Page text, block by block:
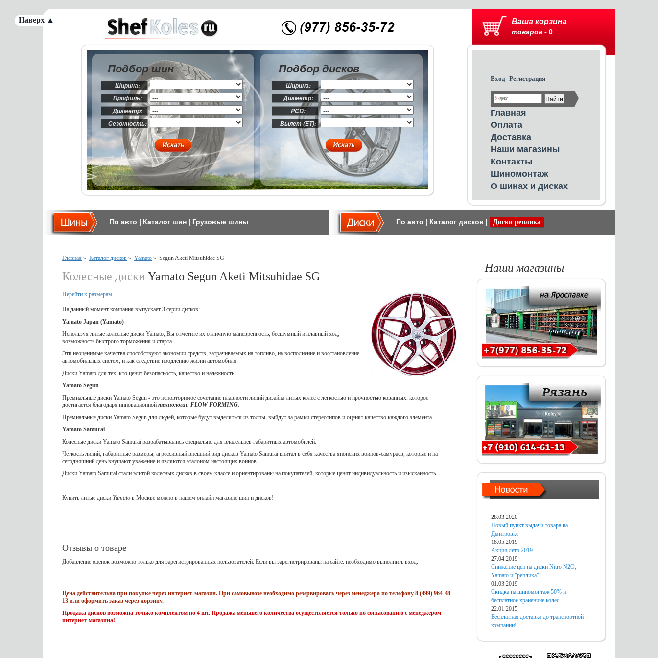
Ваша корзина
товаров - 0
Вход Регистрация
Главная
Оплата
Доставка
Наши магазины
Контакты
Шиномонтаж
О шинах и дисках
Подбор шин
Ширина:
Профиль:
Диаметр:
Сезонность:
Подбор дисков
Ширина:
Диаметр:
PCD:
Вылет (ET):
По авто | Каталог шин | Грузовые шины По авто | Каталог дисков | Диски реплика
Главная » Каталог дисков » Yamato » Segun Aketi Mitsuhidae SG
Колесные диски Yamato Segun Aketi Mitsuhidae SG
Перейти к размерам
На данный момент компания выпускает 3 серии дисков:
Yamato Japan (Yamato)
Используя литые колесные диски Yamato, Вы отметите их отличную маневренность, бесшумный и плавный ход,
возможность быстрого торможения и старта.
Эти неоценимые качества способствуют экономии средств, затрачиваемых на топливо, на восполнение и восстановление
автомобильных систем, и как следствие продлению жизни автомобиля.
Диски Yamato для тех, кто ценит безопасность, качество и надежность.
Yamato Segun
Премиальные диски Yamato Segun - это неповторимое сочетание плавности линий дизайна литых колес с легкостью и прочностью кованных, которое
достигается благодаря инновационной технологии FLOW FORMING.
Премиальные диски Yamato Segun для людей, которые будут выделяться из толпы, выйдут за рамки стереотипов и оценят качество каждого элемента.
Yamato Samurai
Колесные диски Yamato Samurai разрабатывались специально для владельцев габаритных автомобилей.
Чёткость линий, габаритные размеры, агрессивный внешний вид дисков Yamato Samurai впитал в себя качества японских воинов-самураев, которые и на
сегодняшний день внушают уважение и являются эталоном настоящих воинов.
Диски Yamato Samurai стали элитой колесных дисков в своем классе и ориентированы на покупателей, которые ценят индивидуальность и изысканность.
Купить литые диски Yamato в Москве можно в нашем онлайн магазине шин и дисков!
Отзывы о товаре
Добавление оценок возможно только для зарегистрированных пользователей. Если вы зарегистрированы на сайте, необходимо выполнить вход.
Цена действительна при покупке через интернет-магазин. При самовывозе необходимо резервировать через менеджера по телефону 8 (499) 964-48-
13 или оформить заказ через корзину.
Продажа дисков возможна только комплектом по 4 шт. Продажа меньшего количества осуществляется только по согласованию с менеджером
интернет-магазина!
Наши магазины
28.03.2020
Новый пункт выдачи товара на
Дмитровке
18.05.2019
Акция лето 2019
27.04.2019
Снижение цен на диски Nitro N2O,
Yamato и "реплика"
01.03.2019
Скидка на шиномонтаж 50% и
бесплатное хранениие колес
22.01.2015
Бесплатная доставка до транспортной
компании!
Наверх ▲